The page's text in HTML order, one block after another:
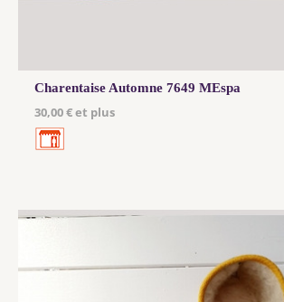
Charentaise Automne 7649 MEspa
30,00 € et plus